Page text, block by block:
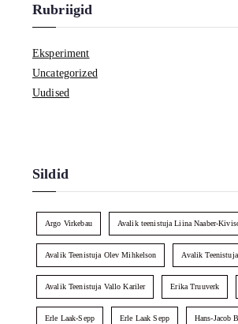
Rubriigid
Eksperiment
Uncategorized
Uudised
Sildid
Argo Virkebau Avalik teenistuja Liina Naaber-
Avalik Teenistuja Olev Mihkelson Avalik
Avalik Teenistuja Vallo Kariler Erika Truuverk
Erle Laak-Sepp Erle Laak Sepp Hans-Jacob